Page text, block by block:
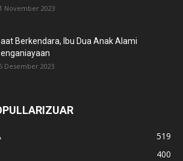
November 2023
Berkendara, Ibu Dua Anak Alami
Desember 2023
519
400